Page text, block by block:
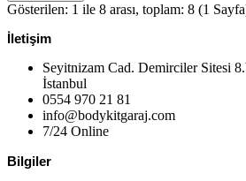
Gösterilen: 1 ile 8 arası, toplam: 8 (1
İletişim
Seyitnizam Cad. Demirciler Sitesi
İstanbul
0554 970 21 81
info@bodykitgaraj.com
7/24 Online
Bilgiler